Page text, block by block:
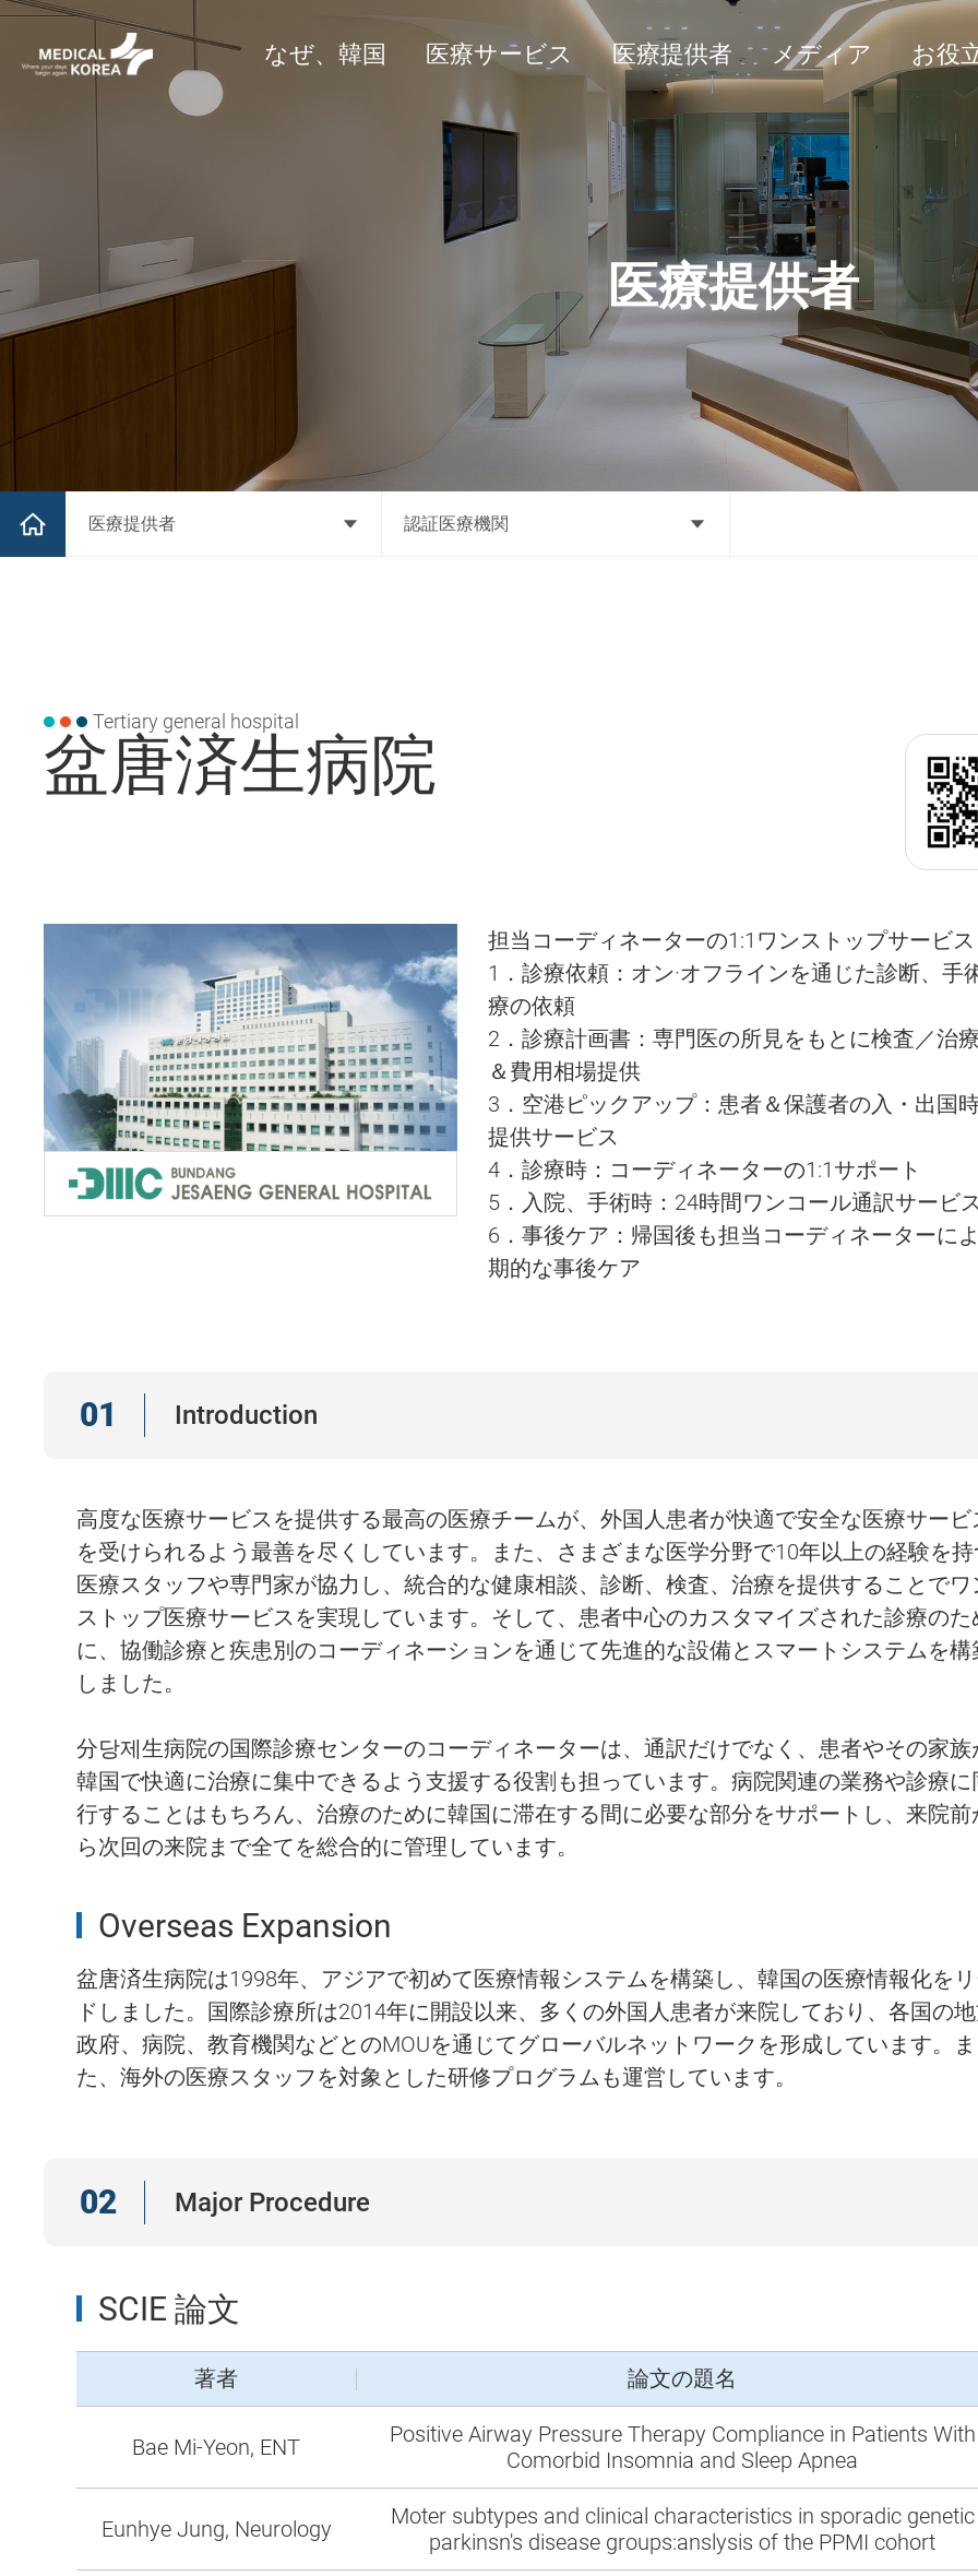
なぜ、韓国 医療サービス 医療提供者 メディア お役
医療提供者
医療提供者 認証医療機関
Tertiary general hospital
盆唐済生病院
担当コーディネーターの1:1ワンストップサービス
1．診療依頼：オン·オフラインを通じた診断、手
療の依頼
2．診療計画書：専門医の所見をもとに検査／治
＆費用相場提供
3．空港ピックアップ：患者＆保護者の入・出国
提供サービス
4．診療時：コーディネーターの1:1サポート
5．入院、手術時：24時間ワンコール通訳サービ
6．事後ケア：帰国後も担当コーディネーターに
期的な事後ケア
01 Introduction
高度な医療サービスを提供する最高の医療チームが、外国人患者が快適で安全な医療サービ
を受けられるよう最善を尽くしています。また、さまざまな医学分野で10年以上の経験を
医療スタッフや専門家が協力し、統合的な健康相談、診断、検査、治療を提供することでワ
ストップ医療サービスを実現しています。そして、患者中心のカスタマイズされた診療のた
に、協働診療と疾患別のコーディネーションを通じて先進的な設備とスマートシステムを構
しました。
分당제生病院の国際診療センターのコーディネーターは、通訳だけでなく、患者やその家族
韓国で快適に治療に集中できるよう支援する役割も担っています。病院関連の業務や診療に
行することはもちろん、治療のために韓国に滞在する間に必要な部分をサポートし、来院前
ら次回の来院まで全てを総合的に管理しています。
Overseas Expansion
盆唐済生病院は1998年、アジアで初めて医療情報システムを構築し、韓国の医療情報化を
ドしました。国際診療所は2014年に開設以来、多くの外国人患者が来院しており、各国の
政府、病院、教育機関などとのMOUを通じてグローバルネットワークを形成しています。ま
た、海外の医療スタッフを対象とした研修プログラムも運営しています。
02 Major Procedure
SCIE 論文
著者 論文の題名
Bae Mi-Yeon, ENT
Positive Airway Pressure Therapy Compliance in Patients With
Comorbid Insomnia and Sleep Apnea
Eunhye Jung, Neurology
Moter subtypes and clinical characteristics in sporadic genetic
parkinsn's disease groups:anslysis of the PPMI cohort